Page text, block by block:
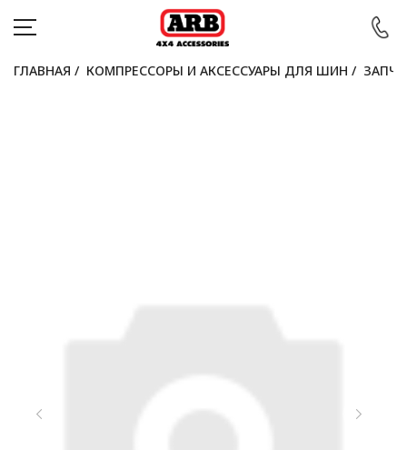
Войти
ГЛАВНАЯ / КОМПРЕССОРЫ И АКСЕССУАРЫ ДЛЯ ШИН /